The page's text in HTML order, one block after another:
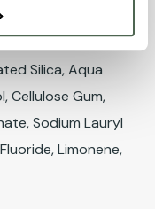
Silica, Aqua
Cellulose Gum,
Sodium Lauryl
Limonene,